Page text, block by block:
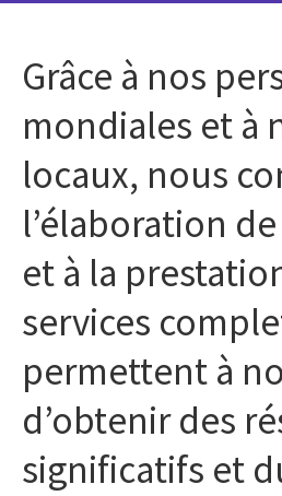
Grâce à nos
mondiales et à
locaux, nous
l’élaboration
et à la
services
permettent à
d’obtenir des
significatifs et